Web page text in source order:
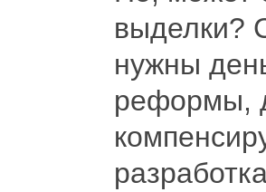
выделки?
нужны
реформы,